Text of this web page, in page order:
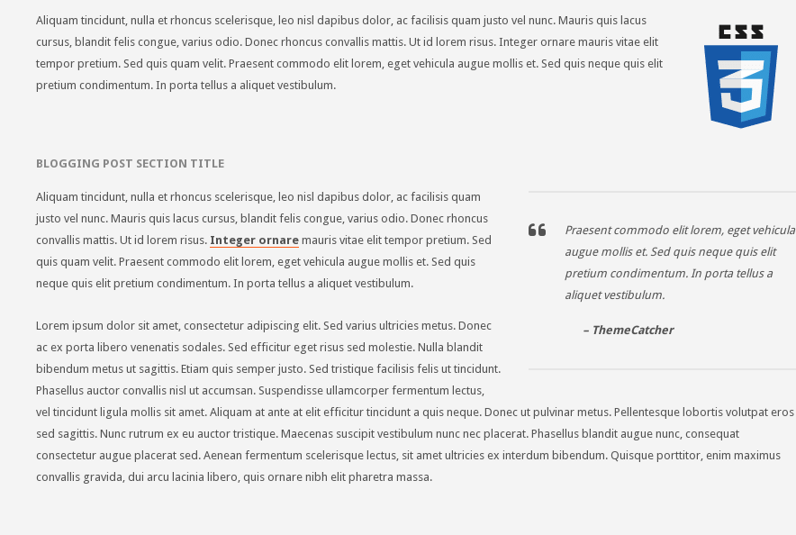
Aliquam tincidunt, nulla et rhoncus scelerisque, leo nisl dapibus dolor, ac facilisis quam justo vel nunc. Mauris quis lacus
cursus, blandit felis congue, varius odio. Donec rhoncus convallis mattis. Ut id lorem risus. Integer ornare mauris vitae elit
tempor pretium. Sed quis quam velit. Praesent commodo elit lorem, eget vehicula augue mollis et. Sed quis neque quis elit
pretium condimentum. In porta tellus a aliquet vestibulum.
BLOGGING POST SECTION TITLE
Praesent commodo elit lorem, eget vehicula
augue mollis et. Sed quis neque quis elit
pretium condimentum. In porta tellus a
aliquet vestibulum.
– ThemeCatcher
Aliquam tincidunt, nulla et rhoncus scelerisque, leo nisl dapibus dolor, ac facilisis quam
justo vel nunc. Mauris quis lacus cursus, blandit felis congue, varius odio. Donec rhoncus
convallis mattis. Ut id lorem risus. Integer ornare mauris vitae elit tempor pretium. Sed
quis quam velit. Praesent commodo elit lorem, eget vehicula augue mollis et. Sed quis
neque quis elit pretium condimentum. In porta tellus a aliquet vestibulum.
Lorem ipsum dolor sit amet, consectetur adipiscing elit. Sed varius ultricies metus. Donec
ac ex porta libero venenatis sodales. Sed efficitur eget risus sed molestie. Nulla blandit
bibendum metus ut sagittis. Etiam quis semper justo. Sed tristique facilisis felis ut tincidunt.
Phasellus auctor convallis nisl ut accumsan. Suspendisse ullamcorper fermentum lectus,
vel tincidunt ligula mollis sit amet. Aliquam at ante at elit efficitur tincidunt a quis neque. Donec ut pulvinar metus. Pellentesque lobortis volutpat eros
sed sagittis. Nunc rutrum ex eu auctor tristique. Maecenas suscipit vestibulum nunc nec placerat. Phasellus blandit augue nunc, consequat
consectetur augue placerat sed. Aenean fermentum scelerisque lectus, sit amet ultricies ex interdum bibendum. Quisque porttitor, enim maximus
convallis gravida, dui arcu lacinia libero, quis ornare nibh elit pharetra massa.